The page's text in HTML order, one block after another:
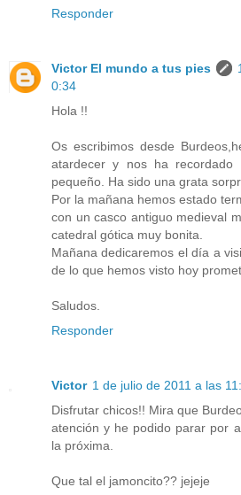
Responder
Victor El mundo a tus pies
0:34
Hola !!
Os escribimos desde
atardecer y nos ha
pequeño. Ha sido una grata
Por la mañana hemos estado
con un casco antiguo medieval
catedral gótica muy bonita.
Mañana dedicaremos el día a
de lo que hemos visto hoy
Saludos.
Responder
Victor 1 de julio de 2011 a las
Disfrutar chicos!! Mira que
atención y he podido parar por
la próxima.
Que tal el jamoncito?? jejeje